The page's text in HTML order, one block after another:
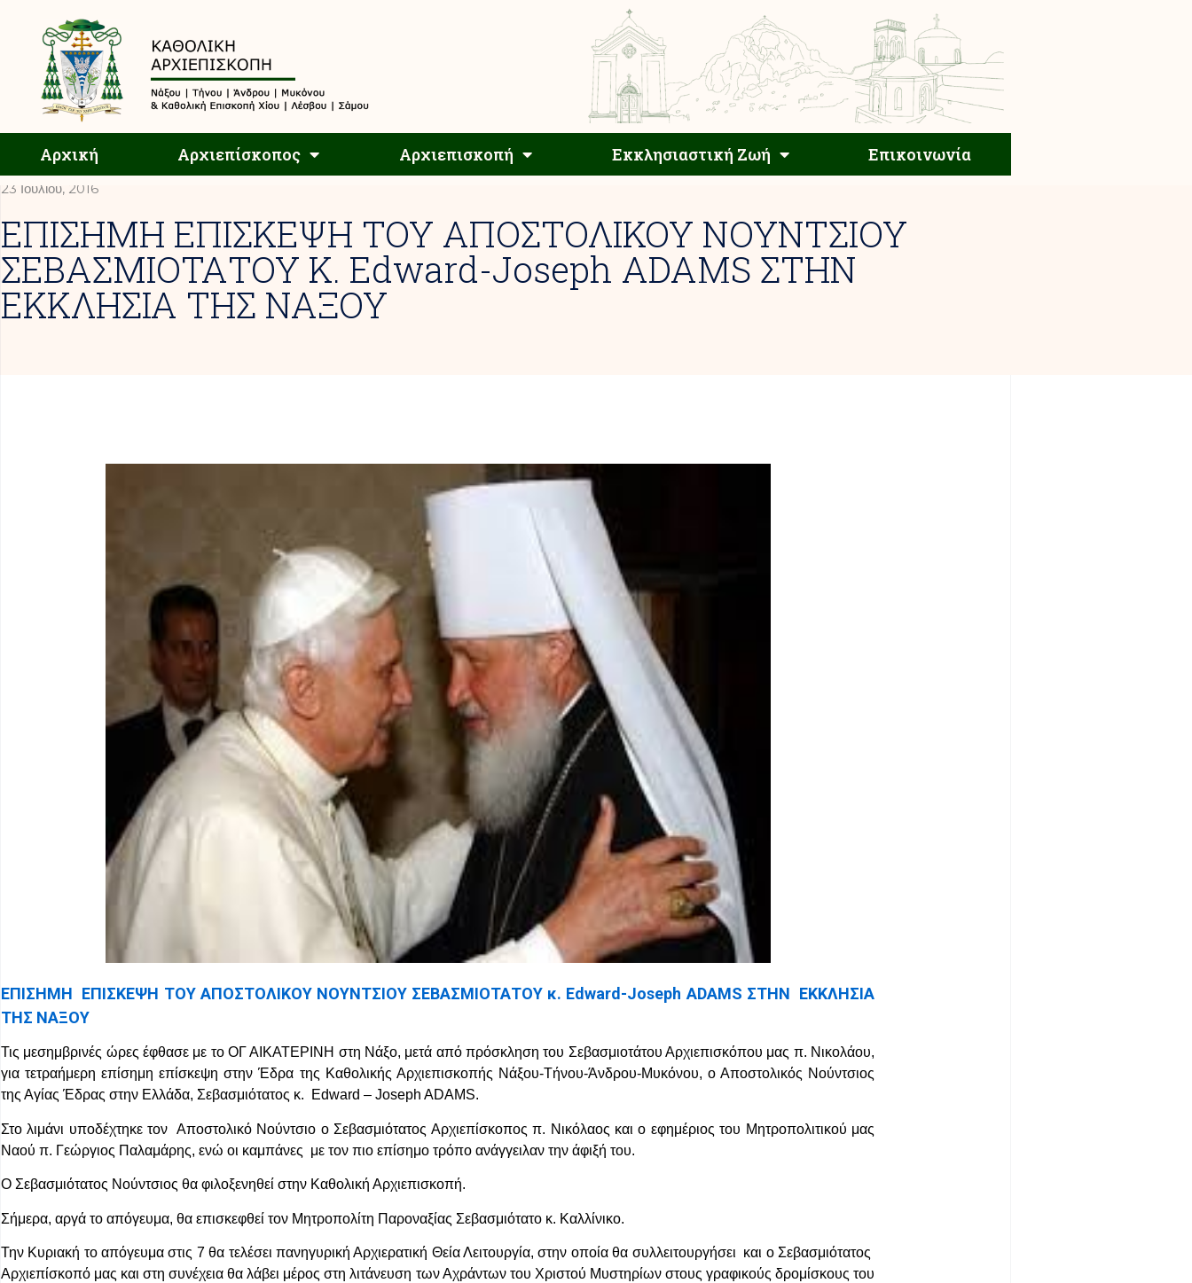
Αρχική Αρχιεπίσκοπος Αρχιεπισκοπή Εκκλησιαστική Ζωή Επικοινωνία
Αρχιεπισκοπή Εκκλησιαστική Ζωή Επικοινωνία
23 Ιουλίου, 2016
ΕΠΙΣΗΜΗ ΕΠΙΣΚΕΨΗ ΤΟΥ ΑΠΟΣΤΟΛΙΚΟΥ ΝΟΥΝΤΣΙΟΥ
ΣΕΒΑΣΜΙΟΤΑΤΟΥ Κ. Edward-Joseph ADAMS ΣΤΗΝ
ΕΚΚΛΗΣΙΑ ΤΗΣ ΝΑΞΟΥ
ΕΠΙΣΗΜΗ ΕΠΙΣΚΕΨΗ ΤΟΥ ΑΠΟΣΤΟΛΙΚΟΥ ΝΟΥΝΤΣΙΟΥ ΣΕΒΑΣΜΙΟΤΑΤΟΥ κ. Edward-Joseph ADAMS ΣΤΗΝ ΕΚΚΛΗΣΙΑ
ΤΗΣ ΝΑΞΟΥ
Τις μεσημβρινές ώρες έφθασε με το ΟΓ ΑΙΚΑΤΕΡΙΝΗ στη Νάξο, μετά από πρόσκληση του Σεβασμιοτάτου Αρχιεπισκόπου μας π. Νικολάου,
για τετραήμερη επίσημη επίσκεψη στην Έδρα της Καθολικής Αρχιεπισκοπής Νάξου-Τήνου-Άνδρου-Μυκόνου, ο Αποστολικός Νούντσιος
της Αγίας Έδρας στην Ελλάδα, Σεβασμιότατος κ. Edward – Joseph ADAMS.
Στο λιμάνι υποδέχτηκε τον Αποστολικό Νούντσιο ο Σεβασμιότατος Αρχιεπίσκοπος π. Νικόλαος και ο εφημέριος του Μητροπολιτικού μας
Ναού π. Γεώργιος Παλαμάρης, ενώ οι καμπάνες με τον πιο επίσημο τρόπο ανάγγειλαν την άφιξή του.
Ο Σεβασμιότατος Νούντσιος θα φιλοξενηθεί στην Καθολική Αρχιεπισκοπή.
Σήμερα, αργά το απόγευμα, θα επισκεφθεί τον Μητροπολίτη Παροναξίας Σεβασμιότατο κ. Καλλίνικο.
Την Κυριακή το απόγευμα στις 7 θα τελέσει πανηγυρική Αρχιερατική Θεία Λειτουργία, στην οποία θα συλλειτουργήσει και ο Σεβασμιότατος
Αρχιεπίσκοπό μας και στη συνέχεια θα λάβει μέρος στη λιτάνευση των Αχράντων του Χριστού Μυστηρίων στους γραφικούς δρομίσκους του